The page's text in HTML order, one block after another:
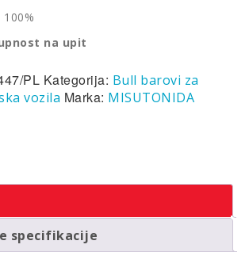
na upit
PL Kategorija: Bull barovi za
vozila Marka: MISUTONIDA
specifikacije